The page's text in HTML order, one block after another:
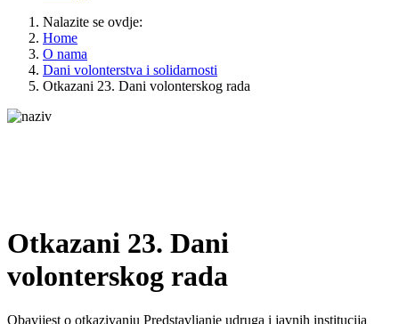
Nalazite se ovdje:
Home
O nama
Dani volonterstva i solidarnosti
Otkazani 23. Dani volonterskog rada
Otkazani 23. Dani
volonterskog rada
Obavijest o otkazivanju Predstavljanje udruga i javnih institucija